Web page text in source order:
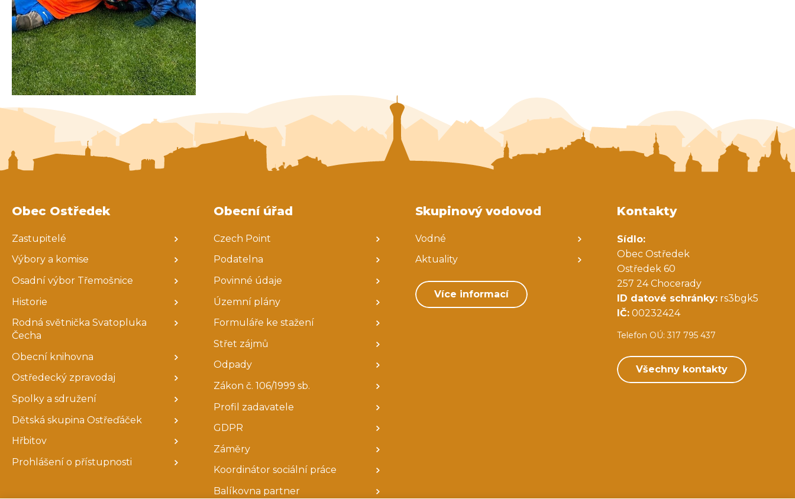
Obec Ostředek
Zastupitelé
Výbory a komise
Osadní výbor Třemošnice
Historie
Rodná světnička Svatopluka
Čecha
Obecní knihovna
Ostředecký zpravodaj
Spolky a sdružení
Dětská skupina Ostřeďáček
Hřbitov
Prohlášení o přístupnosti
Obecní úřad
Czech Point
Podatelna
Povinné údaje
Územní plány
Formuláře ke stažení
Střet zájmů
Odpady
Zákon č. 106/1999 sb.
Profil zadavatele
GDPR
Záměry
Koordinátor sociální práce
Balíkovna partner
Skupinový vodovod
Vodné
Aktuality
Více informací
Kontakty
Sídlo:
Obec Ostředek
Ostředek 60
257 24 Chocerady
ID datové schránky: rs3bgk5
IČ: 00232424
Telefon OÚ: 317 795 437
Všechny kontakty